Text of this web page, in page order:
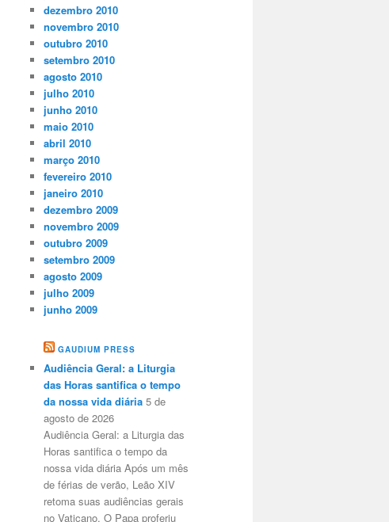
dezembro 2010
novembro 2010
outubro 2010
setembro 2010
agosto 2010
julho 2010
junho 2010
maio 2010
abril 2010
março 2010
fevereiro 2010
janeiro 2010
dezembro 2009
novembro 2009
outubro 2009
setembro 2009
agosto 2009
julho 2009
junho 2009
GAUDIUM PRESS
Audiência Geral: a Liturgia
das Horas santifica o tempo
da nossa vida diária 5 de
agosto de 2026
Audiência Geral: a Liturgia das
Horas santifica o tempo da
nossa vida diária Após um mês
de férias de verão, Leão XIV
retoma suas audiências gerais
no Vaticano. O Papa proferiu